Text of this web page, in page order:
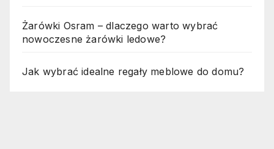
Żarówki Osram – dlaczego warto wybrać
nowoczesne żarówki ledowe?
Jak wybrać idealne regały meblowe do domu?